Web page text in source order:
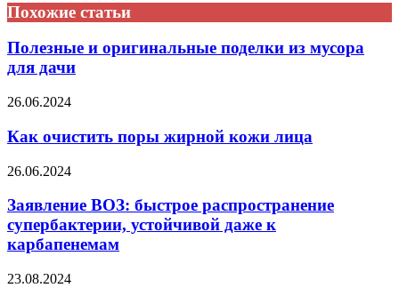
Похожие статьи
Полезные и оригинальные поделки из мусора
для дачи
26.06.2024
Как очистить поры жирной кожи лица
26.06.2024
Заявление ВОЗ: быстрое распространение
супербактерии, устойчивой даже к
карбапенемам
23.08.2024